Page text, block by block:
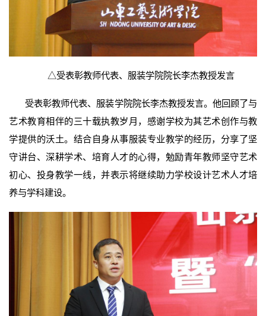
△受表彰教师代表、服装学院院长李杰教授发言
受表彰教师代表、服装学院院长李杰教授发言。他回顾了与
艺术教育相伴的三十载执教岁月，感谢学校为其艺术创作与教
学提供的沃土。结合自身从事服装专业教学的经历，分享了坚
守讲台、深耕学术、培育人才的心得，勉励青年教师坚守艺术
初心、投身教学一线，并表示将继续助力学校设计艺术人才培
养与学科建设。